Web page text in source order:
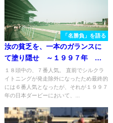
「名勝負」を語る
汝の貧乏を、一本のガランスに
て塗り隠せ ～１９９７年 東
京優駿に寄せて
１８頭中の、７番人気。 直前でシルクラ
イトニングが発走除外になったため最終的
には６番人気となったが、それが１９９７
年の日本ダービーにおいて、...